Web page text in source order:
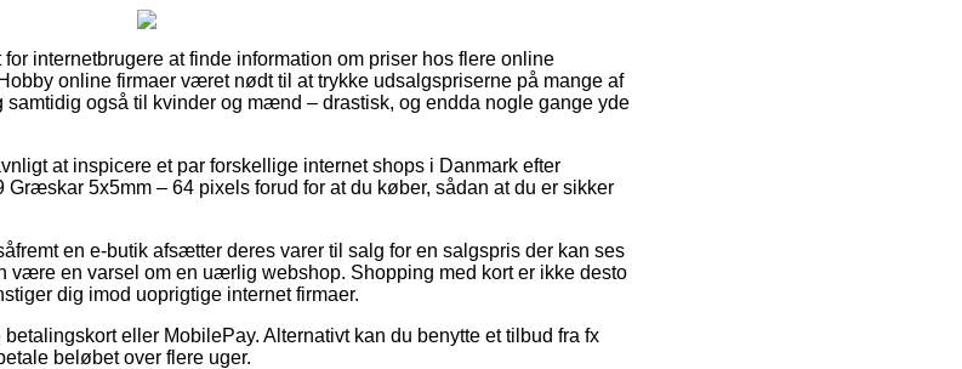
internetbrugere at finde information om priser hos flere online
online firmaer været nødt til at trykke udsalgspriserne på mange af
samtidig også til kvinder og mænd – drastisk, og endda nogle gange yde
at inspicere et par forskellige internet shops i Danmark efter
5x5mm – 64 pixels forud for at du køber, sådan at du er sikker
en e-butik afsætter deres varer til salg for en salgspris der kan ses
være en varsel om en uærlig webshop. Shopping med kort er ikke desto
dig imod uoprigtige internet firmaer.
eller MobilePay. Alternativt kan du benytte et tilbud fra fx
beløbet over flere uger.